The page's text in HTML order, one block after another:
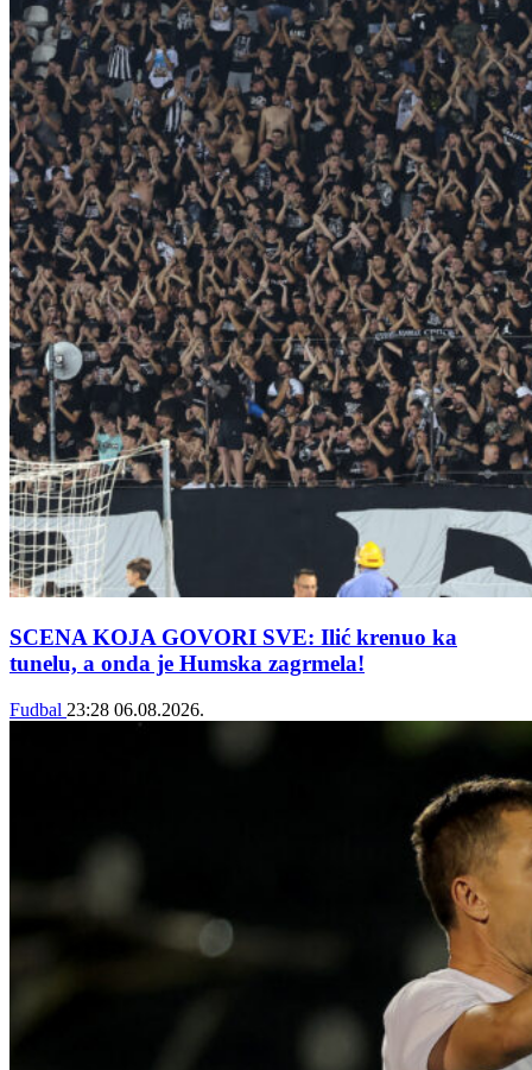
SCENA KOJA GOVORI SVE: Ilić krenuo ka
tunelu, a onda je Humska zagrmela!
Fudbal 23:28 06.08.2026.